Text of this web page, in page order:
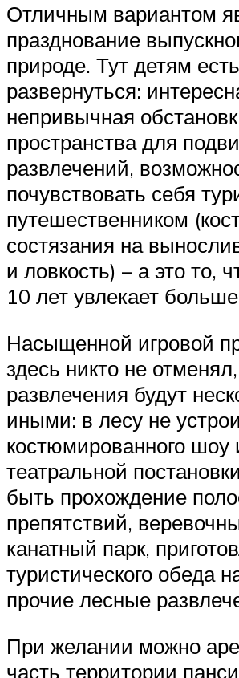
Отличным вариантом
празднование
природе. Тут детям
развернуться:
непривычная
пространства для
развлечений,
почувствовать себя
путешественником
состязания на
и ловкость) – а это то,
10 лет увлекает больше
Насыщенной игровой
здесь никто не
развлечения будут
иными: в лесу не
костюмированного шоу
театральной
быть прохождение
препятствий,
канатный парк,
туристического обеда
прочие лесные
При желании можно
часть территории